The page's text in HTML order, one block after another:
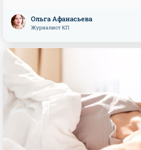
Ольга Афанасьева
Журналист КП